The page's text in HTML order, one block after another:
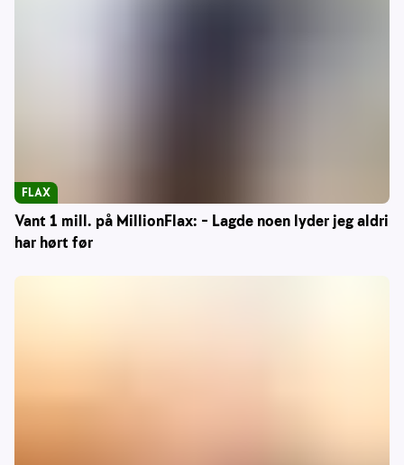
Vant 1 mill. på MillionFlax: – Lagde noen lyder jeg aldri
har hørt før
FLAX